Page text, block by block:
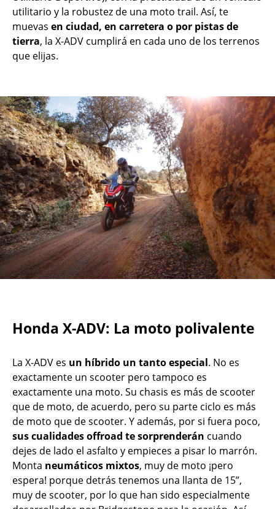
utilitario y la robustez de una moto trail. Así, te
muevas en ciudad, en carretera o por pistas de
tierra, la X-ADV cumplirá en cada uno de los terrenos
que elijas.
Honda X-ADV: La moto polivalente
La X-ADV es un híbrido un tanto especial. No es
exactamente un scooter pero tampoco es
exactamente una moto. Su chasis es más de scooter
que de moto, de acuerdo, pero su parte ciclo es más
de moto que de scooter. Y además, por si fuera poco,
sus cualidades offroad te sorprenderán cuando
dejes de lado el asfalto y empieces a pisar lo marrón.
Monta neumáticos mixtos, muy de moto ¡pero
espera! porque detrás tenemos una llanta de 15”,
muy de scooter, por lo que han sido especialmente